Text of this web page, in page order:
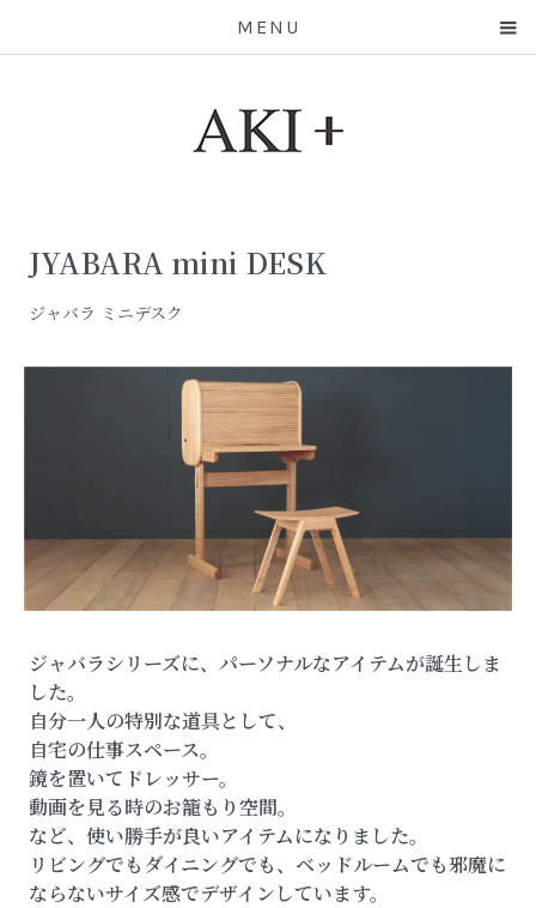
MENU
JYABARA mini DESK
ジャバラ ミニデスク
ジャバラシリーズに、パーソナルなアイテムが誕生しま
した。
自分一人の特別な道具として、
自宅の仕事スペース。
鏡を置いてドレッサー。
動画を見る時のお籠もり空間。
など、使い勝手が良いアイテムになりました。
リビングでもダイニングでも、ベッドルームでも邪魔に
ならないサイズ感でデザインしています。